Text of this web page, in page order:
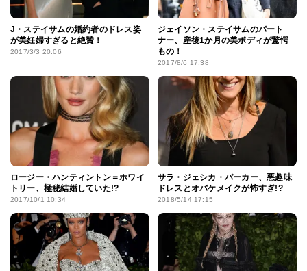
J・ステイサムの婚約者のドレス姿
が美妊婦すぎると絶賛！
2017/3/3 20:06
ジェイソン・ステイサムのパート
ナー、産後1か月の美ボディが驚愕
もの！
2017/8/6 17:38
ロージー・ハンティントン＝ホワイ
トリー、極秘結婚していた!?
2017/10/1 10:34
サラ・ジェシカ・パーカー、悪趣味
ドレスとオバケメイクが怖すぎ!?
2018/5/14 17:15